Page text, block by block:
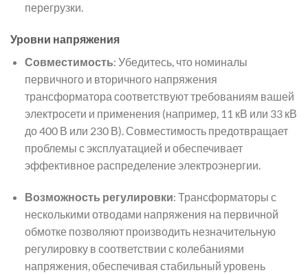
перегрузки.
Уровни напряжения
Совместимость: Убедитесь, что номиналы
первичного и вторичного напряжения
трансформатора соответствуют требованиям вашей
электросети и применения (например, 11 кВ или 33 кВ
до 400 В или 230 В). Совместимость предотвращает
проблемы с эксплуатацией и обеспечивает
эффективное распределение электроэнергии.
Возможность регулировки: Трансформаторы с
несколькими отводами напряжения на первичной
обмотке позволяют производить незначительную
регулировку в соответствии с колебаниями
напряжения, обеспечивая стабильный уровень